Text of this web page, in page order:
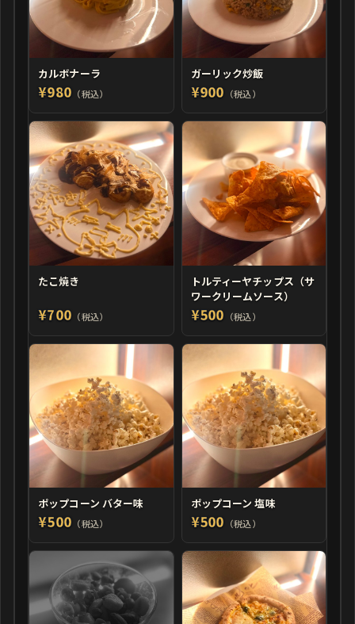
カルボナーラ
¥980 （税込）
ガーリック炒飯
¥900 （税込）
たこ焼き
¥700 （税込）
トルティーヤチップス（サ
ワークリームソース）
¥500 （税込）
ポップコーン バター味
¥500 （税込）
ポップコーン 塩味
¥500 （税込）